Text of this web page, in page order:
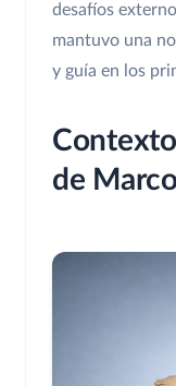
desafíos
mantuvo una
y guía en los
de